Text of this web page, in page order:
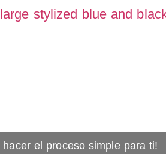
hacer el proceso simple para ti!